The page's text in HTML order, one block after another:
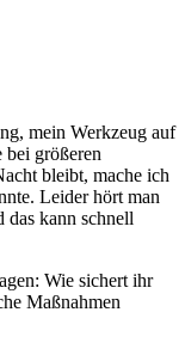
mein Werkzeug auf
bei größeren
bleibt, mache ich
Leider hört man
kann schnell
Wie sichert ihr
Maßnahmen